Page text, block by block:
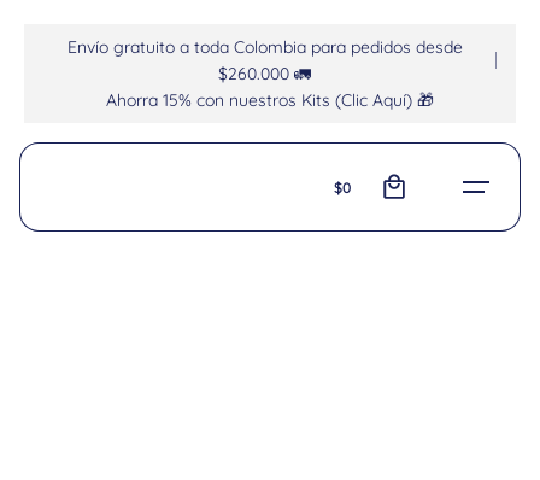
Envío gratuito a toda Colombia para pedidos desde
$260.000 🚛
Ahorra 15% con nuestros Kits (Clic Aquí) 🎁
$0